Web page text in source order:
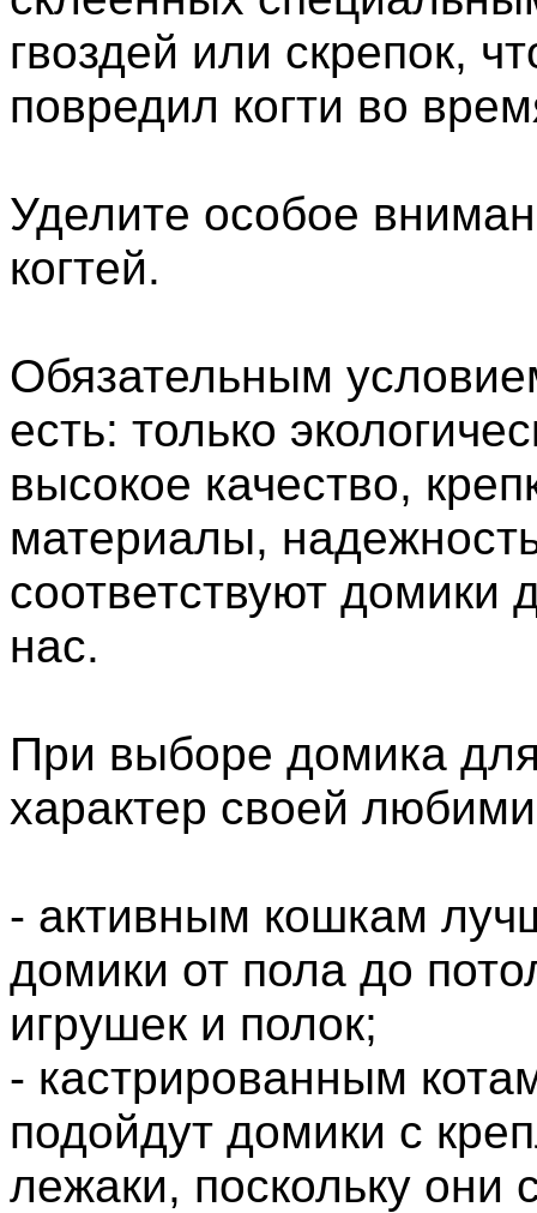
гвоздей или скрепок,
повредил когти во
Уделите особое
когтей.
Обязательным
есть: только
высокое качество,
материалы,
соответствуют домики
нас.
При выборе домика
характер своей
- активным кошкам
домики от пола до
игрушек и полок;
- кастрированным
подойдут домики с
лежаки, поскольку они